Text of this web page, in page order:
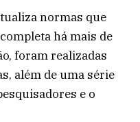
normas que
há mais de
foram realizadas
além de uma série
e o